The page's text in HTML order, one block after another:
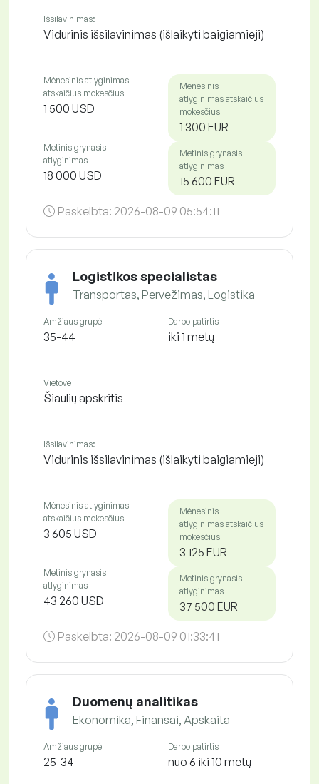
Išsilavinimas:
Vidurinis išsilavinimas (išlaikyti baigiamieji)
Mėnesinis atlyginimas
atskaičius mokesčius
1 500 USD
Mėnesinis
atlyginimas atskaičius
mokesčius
1 300 EUR
Metinis grynasis
atlyginimas
18 000 USD
Metinis grynasis
atlyginimas
15 600 EUR
Paskelbta: 2026-08-09 05:54:11
Logistikos specialistas
Transportas, Pervežimas, Logistika
Amžiaus grupė
35-44
Darbo patirtis
iki 1 metų
Vietovė
Šiaulių apskritis
Išsilavinimas:
Vidurinis išsilavinimas (išlaikyti baigiamieji)
Mėnesinis atlyginimas
atskaičius mokesčius
3 605 USD
Mėnesinis
atlyginimas atskaičius
mokesčius
3 125 EUR
Metinis grynasis
atlyginimas
43 260 USD
Metinis grynasis
atlyginimas
37 500 EUR
Paskelbta: 2026-08-09 01:33:41
Duomenų analitikas
Ekonomika, Finansai, Apskaita
Amžiaus grupė
25-34
Darbo patirtis
nuo 6 iki 10 metų